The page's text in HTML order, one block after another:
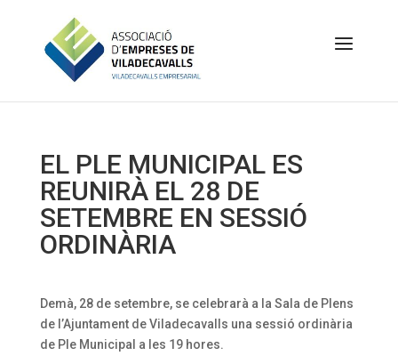
EL PLE MUNICIPAL ES
REUNIRÀ EL 28 DE
SETEMBRE EN SESSIÓ
ORDINÀRIA
Demà, 28 de setembre, se celebrarà a la Sala de Plens
de l’Ajuntament de Viladecavalls una sessió ordinària
de Ple Municipal a les 19 hores.